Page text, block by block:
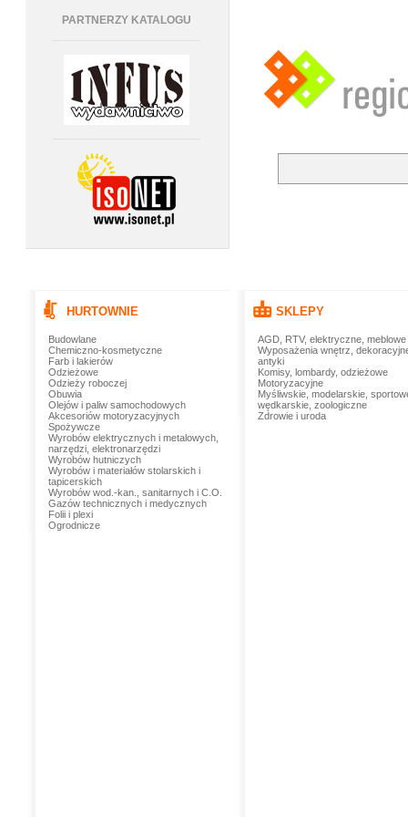
PARTNERZY KATALOGU
HURTOWNIE
Budowlane
Chemiczno-kosmetyczne
Farb i lakierów
Odzieżowe
Odzieży roboczej
Obuwia
Olejów i paliw samochodowych
Akcesoriów motoryzacyjnych
Spożywcze
Wyrobów elektrycznych i metalowych,
narzędzi, elektronarzędzi
Wyrobów hutniczych
Wyrobów i materiałów stolarskich i
tapicerskich
Wyrobów wod.-kan., sanitarnych i C.O.
Gazów technicznych i medycznych
Folii i plexi
Ogrodnicze
SKLEPY
AGD, RTV, elektryczne, meblowe
Wyposażenia wnętrz,
antyki
Komisy, lombardy, odzieżowe
Motoryzacyjne
Myśliwskie, modelarskie,
wędkarskie, zoologiczne
Zdrowie i uroda